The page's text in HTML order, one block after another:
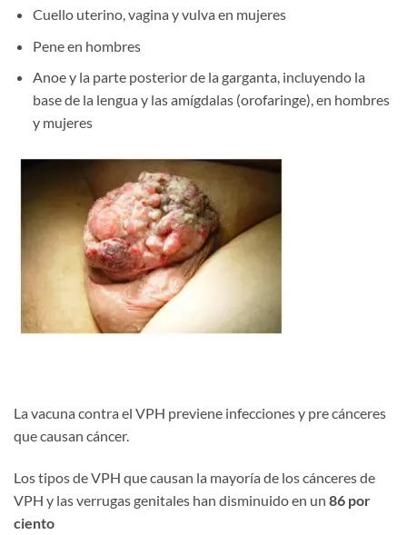
Cuello uterino, vagina y vulva en mujeres
Pene en hombres
Anoey la parte posterior de la garganta, incluyendo la
base de la lengua y las amígdalas (orofaringe), en hombres
y mujeres
La vacuna contra el VPH previene infecciones y pre cánceres
que causan cáncer.
Los tipos de VPH que causan la mayoría de los cánceres de
VPH y las verrugas genitales han disminuido en un 86 por
ciento